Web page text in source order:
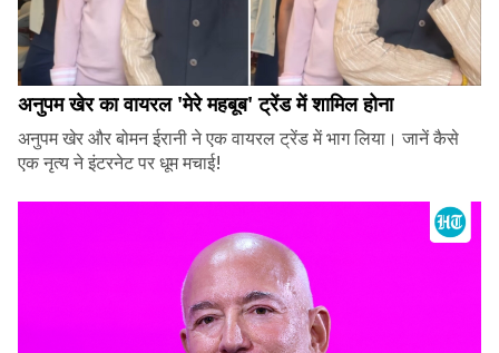
अनुपम खेर का वायरल 'मेरे महबूब' ट्रेंड में शामिल होना
अनुपम खेर और बोमन ईरानी ने एक वायरल ट्रेंड में भाग लिया। जानें कैसे
एक नृत्य ने इंटरनेट पर धूम मचाई!